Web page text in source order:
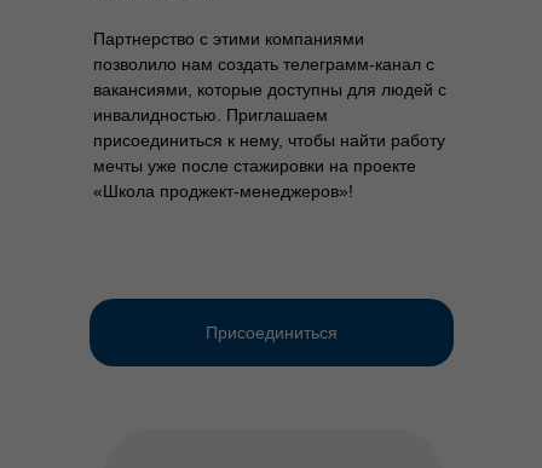
Партнерство с этими компаниями
позволило нам создать телеграмм-канал с
вакансиями, которые доступны для людей с
инвалидностью. Приглашаем
присоединиться к нему, чтобы найти работу
мечты уже после стажировки на проекте
«Школа проджект-менеджеров»!
Присоединиться